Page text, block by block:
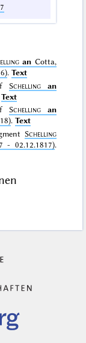
an Cotta,
.Text
Schelling
an
Text
Schelling
an
.Text
Schelling
- 02.12.1817).